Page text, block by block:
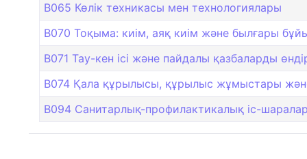
B065 Көлік техникасы мен технологиялары
B070 Тоқыма: киім, аяқ киім және былғары
B071 Тау-кен ісі және пайдалы қазбаларды
B074 Қала құрылысы, құрылыс жұмыстары
B094 Санитарлық-профилактикалық іс-шаралар